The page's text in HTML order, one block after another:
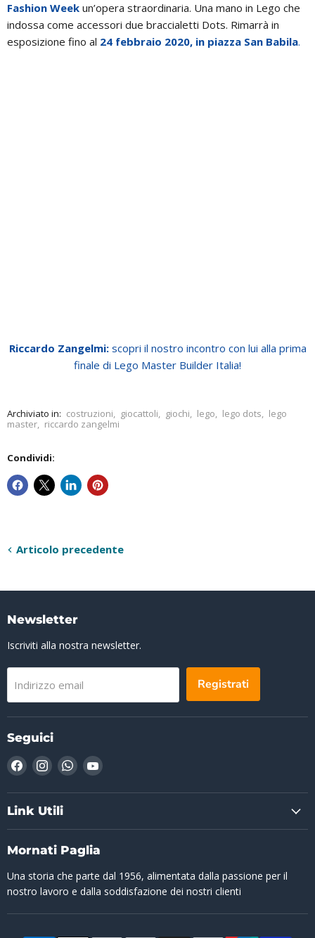
Fashion Week un’opera straordinaria. Una mano in Lego che
indossa come accessori due braccialetti Dots. Rimarrà in
esposizione fino al 24 febbraio 2020, in piazza San Babila.
Riccardo Zangelmi:scopri il nostro incontro con lui alla prima
finale di Lego Master Builder Italia!
Archiviato in: costruzioni, giocattoli, giochi, lego, lego dots, lego
master, riccardo zangelmi
Condividi:
Articolo precedente
Newsletter
Iscriviti alla nostra newsletter.
Indirizzo email Registrati
Seguici
Trovaci
Facebook
Trovaci
Instagram
Trovaci
WhatsApp
Trovaci
YouTube
Link Utili
Mornati Paglia
Una storia che parte dal 1956, alimentata dalla passione per il
nostro lavoro e dalla soddisfazione dei nostri clienti